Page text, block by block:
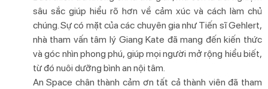
sâu sắc giúp hiểu rõ hơn về cảm xúc và cách làm chủ
chúng. Sự có mặt của các chuyên gia như Tiến sĩ Gehlert,
nhà tham vấn tâm lý Giang Kate đã mang đến kiến thức
và góc nhìn phong phú, giúp mọi người mở rộng hiểu biết,
từ đó nuôi dưỡng bình an nội tâm.
An Space chân thành cảm ơn tất cả thành viên đã tham